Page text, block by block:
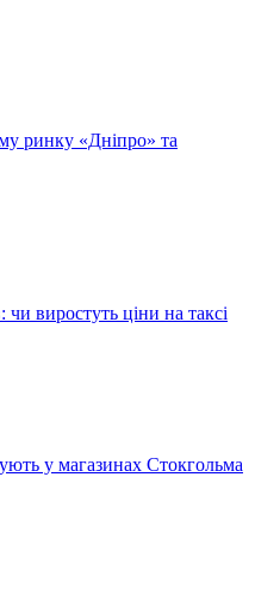
ринку «Дніпро» та
чи виростуть ціни на таксі
у магазинах Стокгольма